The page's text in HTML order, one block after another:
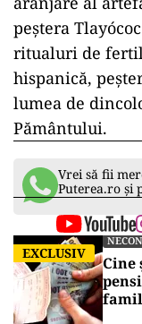
peștera
ritualuri de
hispanică,
lumea de
Pământului.
Vrei să fii
Puterea.ro și
EXCLUSIV
Cine